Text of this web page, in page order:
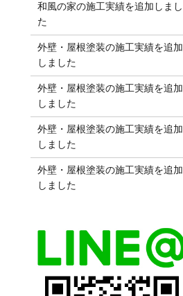
和風の家の施工実績を追加しまし
た
外壁・屋根塗装の施工実績を追加
しました
外壁・屋根塗装の施工実績を追加
しました
外壁・屋根塗装の施工実績を追加
しました
外壁・屋根塗装の施工実績を追加
しました